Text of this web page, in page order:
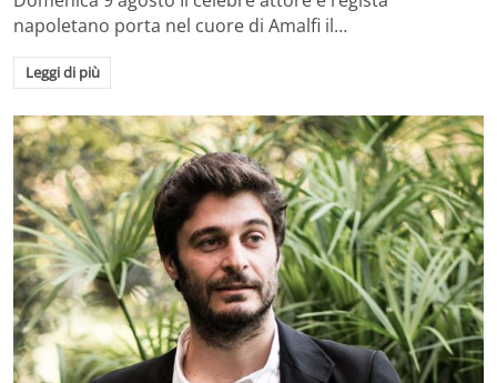
napoletano porta nel cuore di Amalfi il…
Leggi di più